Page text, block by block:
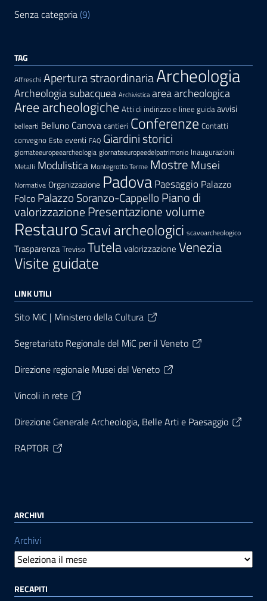
Senza categoria (9)
TAG
Affreschi Apertura straordinariaArcheologia
Archeologia subacquea Archivistica area archeologica
Aree archeologiche Atti di indirizzo e linee guida avvisi
bellearti Belluno Canova cantieri Conferenze Contatti
convegno Este eventi FAQ Giardini storici
giornateeuropeearcheologia giornateeuropeedelpatrimonio Inaugurazioni
Metalli Modulistica Montegrotto Terme Mostre Musei
Normativa Organizzazione PadovaPaesaggio Palazzo
Folco Palazzo Soranzo-Cappello Piano di
valorizzazionePresentazione volume
RestauroScavi archeologici scavoarcheologico
Trasparenza Treviso Tutelavalorizzazione Venezia
Visite guidate
LINK UTILI
Sito MiC | Ministero della Cultura
Segretariato Regionale del MiC per il Veneto
Direzione regionale Musei del Veneto
Vincoli in rete
Direzione Generale Archeologia, Belle Arti e Paesaggio
RAPTOR
ARCHIVI
Archivi
RECAPITI